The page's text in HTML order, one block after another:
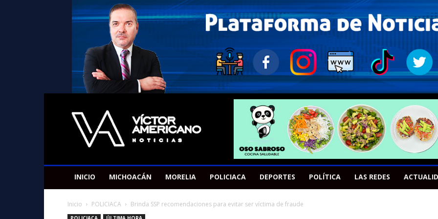
Americano
Victor
INICIO MICHOACÁN MORELIA POLICIACA DEPORTES POLÍTICA LAS REDES
Inicio POLICIACA Brinda SSP recomendaciones para evitar ser víctima de fraude